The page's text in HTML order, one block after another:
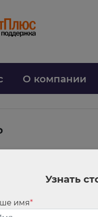
О компании
не наказывают по КоАП РФ,
зачислил на свой
сумму, которая ему
Узнать
имя*